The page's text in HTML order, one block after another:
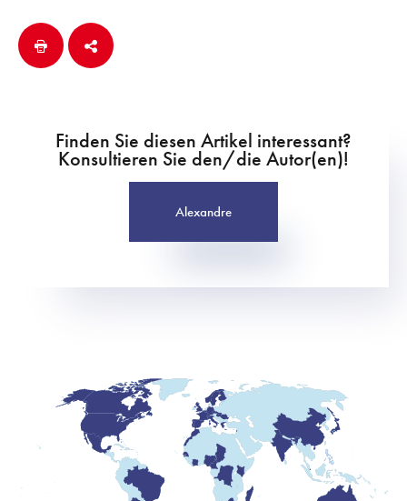
Finden Sie diesen Artikel interessant?
Konsultieren Sie den/die Autor(en)!
Alexandre